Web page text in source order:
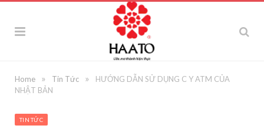
Home » Tin Tức »
HƯỚNG DẪN SỬ DỤNG C Y ATM CỦA
NHẬT BẢN
TIN TỨC